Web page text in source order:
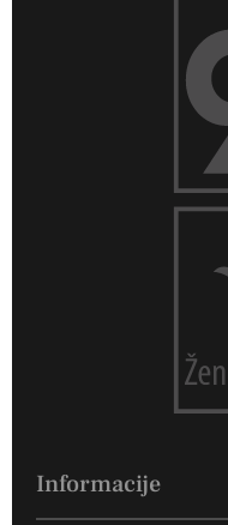
Informacije